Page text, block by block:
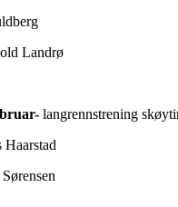
Landrø
langrennstrening